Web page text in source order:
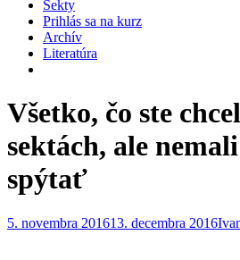
Sekty
Prihlás sa na kurz
Archív
Literatúra
Všetko, čo ste
sektách, ale
spýtať
5. novembra 201613. decembra 2016